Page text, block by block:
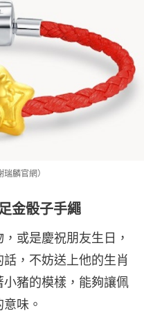
麟官網）
金骰子手繩
或是慶祝朋友生日，
，不妨送上他的生肖
豬的模樣，能夠讓佩
味。